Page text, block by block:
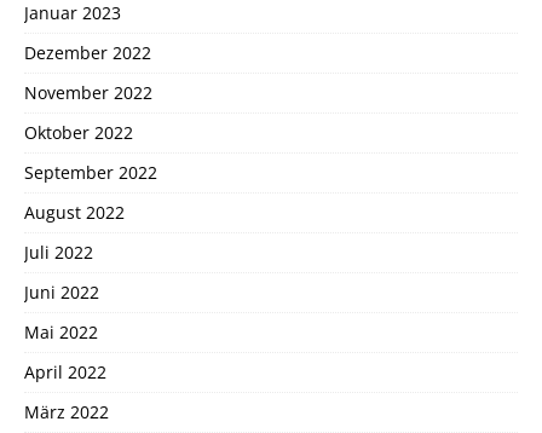
Januar 2023
Dezember 2022
November 2022
Oktober 2022
September 2022
August 2022
Juli 2022
Juni 2022
Mai 2022
April 2022
März 2022